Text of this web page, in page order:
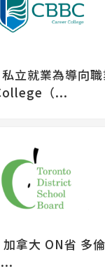
立就業為導向職
（...
拿大 ON省 多